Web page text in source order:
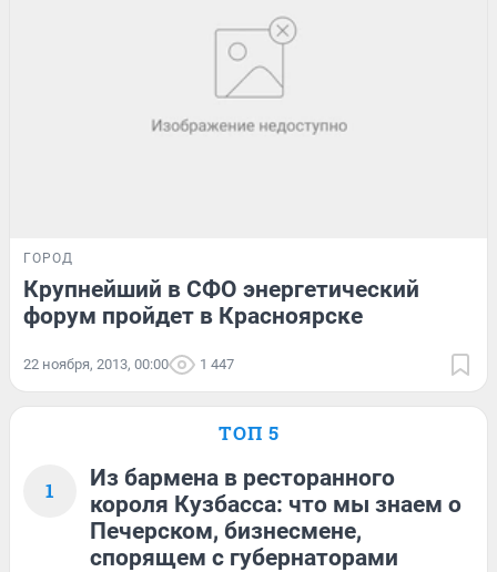
ГОРОД
Крупнейший в СФО энергетический
форум пройдет в Красноярске
22 ноября, 2013, 00:00 1 447
ТОП 5
1
Из бармена в ресторанного
короля Кузбасса: что мы знаем о
Печерском, бизнесмене,
спорящем с губернаторами